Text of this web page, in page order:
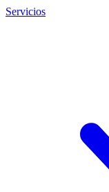
Servicios